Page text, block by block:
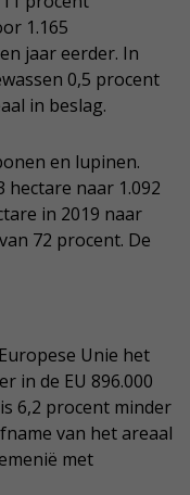
1.165
jaar eerder. In
0,5 procent
in beslag.
en lupinen.
naar 1.092
in 2019 naar
72 procent. De
Unie het
in de EU 896.000
6,2 procent minder
van het areaal
met